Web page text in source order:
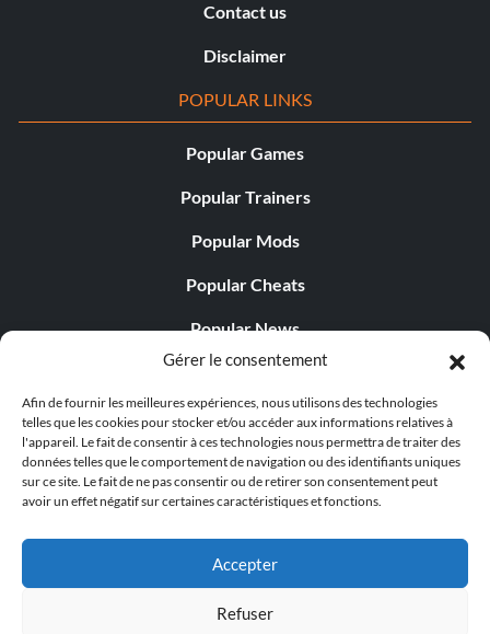
Gérer le consentement
Afin de fournir les meilleures expériences, nous utilisons des technologies
telles que les cookies pour stocker et/ou accéder aux informations relatives à
l'appareil. Le fait de consentir à ces technologies nous permettra de traiter des
données telles que le comportement de navigation ou des identifiants uniques
sur ce site. Le fait de ne pas consentir ou de retirer son consentement peut
avoir un effet négatif sur certaines caractéristiques et fonctions.
Accepter
Refuser
Contact us
Disclaimer
POPULAR LINKS
Popular Games
Popular Trainers
Popular Mods
Popular Cheats
Popular News
Popular Editorials
Popular Free Games
LATEST UPDATES